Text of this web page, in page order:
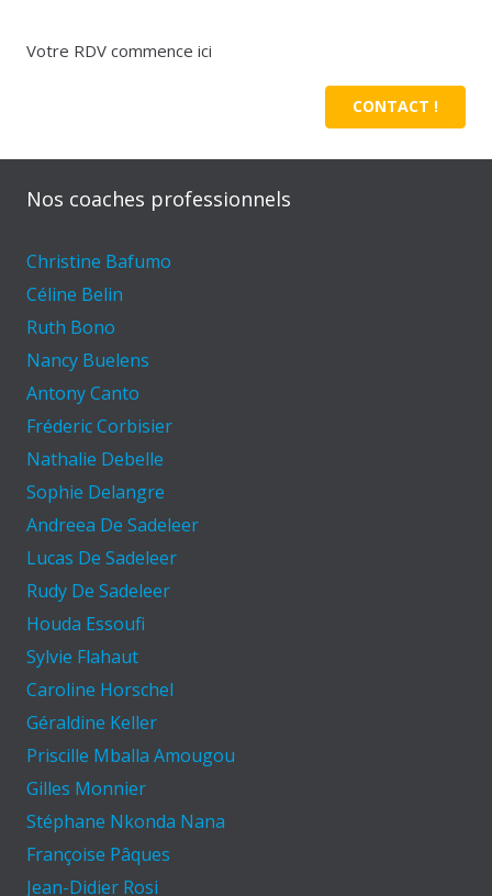
Votre RDV commence ici
CONTACT !
Nos coaches professionnels
Christine Bafumo
Céline Belin
Ruth Bono
Nancy Buelens
Antony Canto
Fréderic Corbisier
Nathalie Debelle
Sophie Delangre
Andreea De Sadeleer
Lucas De Sadeleer
Rudy De Sadeleer
Houda Essoufi
Sylvie Flahaut
Caroline Horschel
Géraldine Keller
Priscille Mballa Amougou
Gilles Monnier
Stéphane Nkonda Nana
Françoise Pâques
Jean-Didier Rosi